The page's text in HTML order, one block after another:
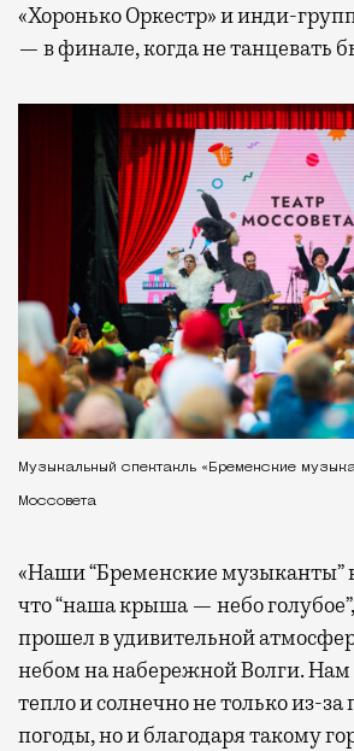
«Хоронько Оркестр» и инди-
— в финале, когда не танцевать
Музыкальный спектакль «Бременские
Моссовета
«Наши “Бременские музыканты”
что “наша крыша — небо
прошел в удивительной
небом на набережной Волги. Нам
тепло и солнечно не только из-за
погоды, но и благодаря такому